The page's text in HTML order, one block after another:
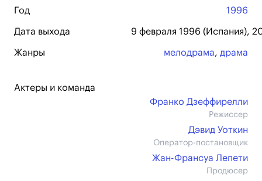
Год 1996
Дата выхода 9 февраля 1996 (Испания),
Жанры мелодрама, драма
Актеры и команда
Франко Дзеффирелли
Режиссер
Дэвид Уоткин
Оператор-постановщик
Жан-Франсуа Лепети
Продюсер